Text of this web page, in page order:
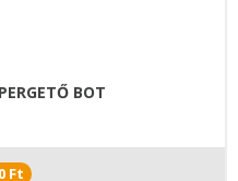
BOT
Ft